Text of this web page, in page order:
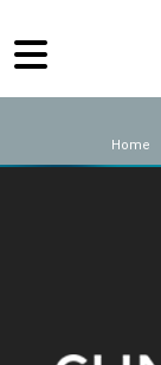
Home